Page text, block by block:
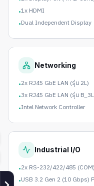
•1x HDMI
•Dual Independent Display
Networking
•2x RJ45 GbE LAN (รุ่น 2L)
•3x RJ45 GbE LAN (รุ่น
•Intel Network Controller
Industrial I/O
•2x RS-232/422/485 (COM)
•USB 3.2 Gen 2 (10 Gbps)